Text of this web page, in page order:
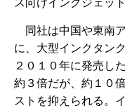
ス向けインクジェッ
同社は中国や東南
に、大型インクタン
２０１０年に発売し
約３倍だが、約１０
ストを抑えられる。